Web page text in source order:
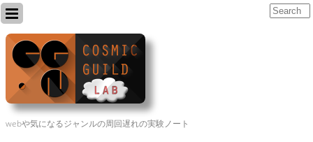
webや気になるジャンルの周回遅れの実験ノート